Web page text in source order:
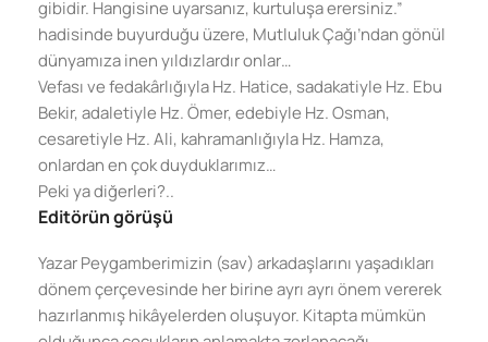
gibidir. Hangisine uyarsanız, kurtuluşa erersiniz.”
hadisinde buyurduğu üzere, Mutluluk Çağı’ndan gönül
dünyamıza inen yıldızlardır onlar…
Vefası ve fedakârlığıyla Hz. Hatice, sadakatiyle Hz. Ebu
Bekir, adaletiyle Hz. Ömer, edebiyle Hz. Osman,
cesaretiyle Hz. Ali, kahramanlığıyla Hz. Hamza,
onlardan en çok duyduklarımız…
Peki ya diğerleri?..
Editörün görüşü
Yazar Peygamberimizin (sav) arkadaşlarını yaşadıkları
dönem çerçevesinde her birine ayrı ayrı önem vererek
hazırlanmış hikâyelerden oluşuyor. Kitapta mümkün